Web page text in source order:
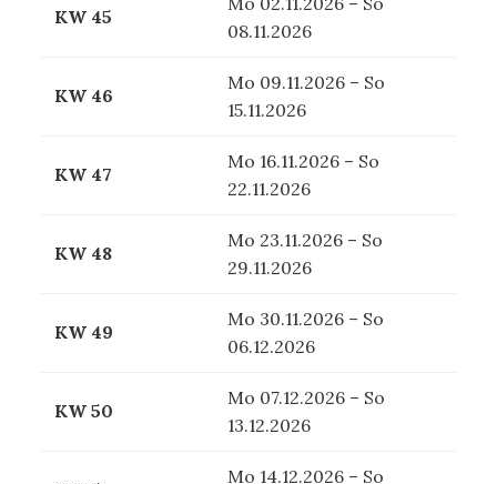
KW 45
08.11.2026
KW 46
Mo 09.11.2026 – So
15.11.2026
KW 47
Mo 16.11.2026 – So
22.11.2026
KW 48
Mo 23.11.2026 – So
29.11.2026
KW 49
Mo 30.11.2026 – So
06.12.2026
KW 50
Mo 07.12.2026 – So
13.12.2026
Mo 14.12.2026 – So